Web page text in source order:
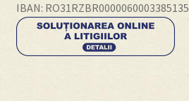
IBAN: RO31RZBR0000060003385135